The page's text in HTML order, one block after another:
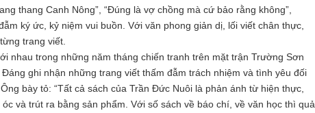
thang Canh Nông”, “Đúng là vợ chồng mà cứ bảo rằng không”,
ký ức, kỷ niệm vui buồn. Với văn phong giản dị, lối viết chân thực,
trang viết.
nhau trong những năm tháng chiến tranh trên mặt trận Trường Sơn
ghi nhận những trang viết thấm đẫm trách nhiệm và tình yêu đối
bày tỏ: “Tất cả sách của Trần Đức Nuôi là phản ánh từ hiện thực,
và trút ra bằng sản phẩm. Với số sách về báo chí, về văn học thì quả